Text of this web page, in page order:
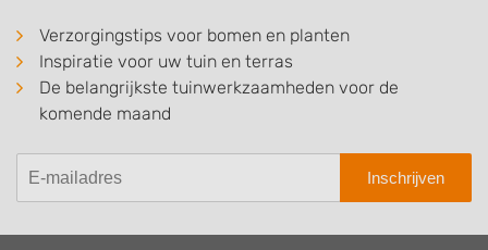
Verzorgingstips voor bomen en planten
Inspiratie voor uw tuin en terras
De belangrijkste tuinwerkzaamheden voor de
komende maand
Inschrijven